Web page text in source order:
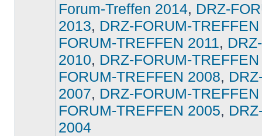
Forum-Treffen 2014, DRZ-
2013, DRZ-FORUM-
FORUM-TREFFEN 2011,
2010, DRZ-FORUM-
FORUM-TREFFEN 2008,
2007, DRZ-FORUM-
FORUM-TREFFEN 2005,
2004